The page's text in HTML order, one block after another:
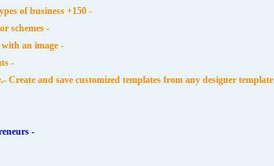
- 150+ professionally designed themed templates for different types of business
- Make cards from scratch with dozens of layouts and color schemes
- Create perfect background: solid, gradient, textured, or with an image
- Add pictures, photos, and logos in various image formats.
- Create and save customized templates from any designer template
- Store contact data of companies, employees, and entrepreneurs